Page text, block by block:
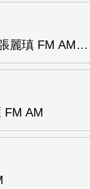
麗瑱 FM AM…
FM AM